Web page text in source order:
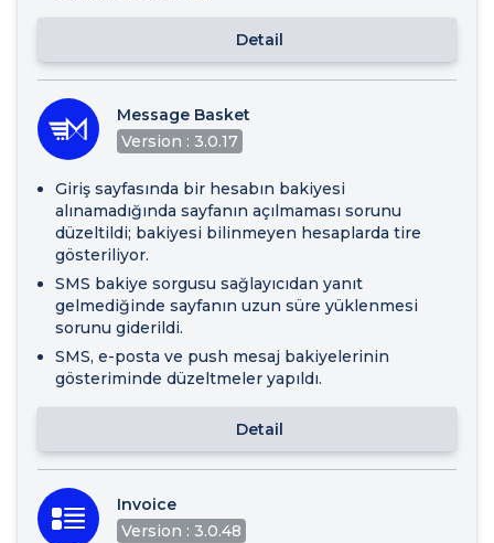
Detail
Message Basket
Version : 3.0.17
Giriş sayfasında bir hesabın bakiyesi
alınamadığında sayfanın açılmaması sorunu
düzeltildi; bakiyesi bilinmeyen hesaplarda tire
gösteriliyor.
SMS bakiye sorgusu sağlayıcıdan yanıt
gelmediğinde sayfanın uzun süre yüklenmesi
sorunu giderildi.
SMS, e-posta ve push mesaj bakiyelerinin
gösteriminde düzeltmeler yapıldı.
Detail
Invoice
Version : 3.0.48